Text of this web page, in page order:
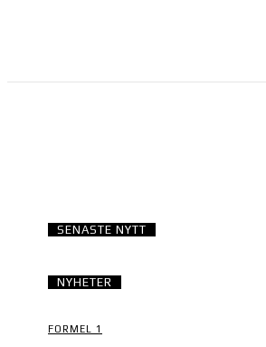
SENASTE NYTT
NYHETER
FORMEL 1